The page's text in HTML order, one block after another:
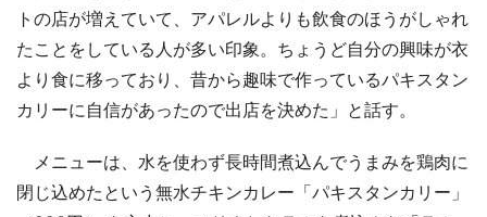
トの店が増えていて、アパレルよりも飲食のほうがしゃれ
たことをしている人が多い印象。ちょうど自分の興味が衣
より食に移っており、昔から趣味で作っているパキスタン
カリーに自信があったので出店を決めた」と話す。
メニューは、水を使わず長時間煮込んでうまみを鶏肉に
閉じ込めたという無水チキンカレー「パキスタンカリー」